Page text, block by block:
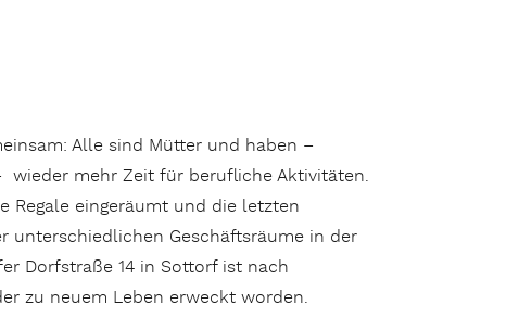
Alle sind Mütter und haben –
wieder mehr Zeit für berufliche Aktivitäten.
Regale eingeräumt und die letzten
unterschiedlichen Geschäftsräume in der
Dorfstraße 14 in Sottorf ist nach
zu neuem Leben erweckt worden.